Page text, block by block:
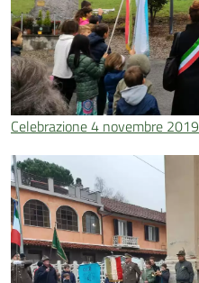
Celebrazione 4 novembre 2019